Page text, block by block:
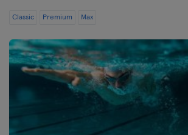
Classic Premium Max
Hanovre
Heidelberg
Heidenheim
Homburg